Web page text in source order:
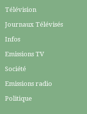
Télévision
Journaux Télévisés
Infos
Emissions TV
Société
Emissions radio
Politique